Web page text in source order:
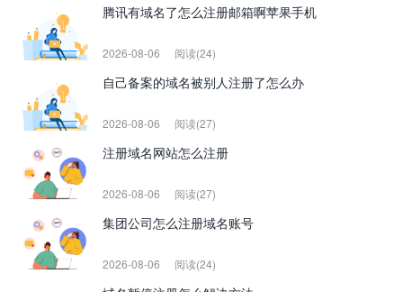
腾讯有域名了怎么注册邮箱啊苹果手机
2026-08-06 阅读(24)
自己备案的域名被别人注册了怎么办
2026-08-06 阅读(27)
注册域名网站怎么注册
2026-08-06 阅读(27)
集团公司怎么注册域名账号
2026-08-06 阅读(24)